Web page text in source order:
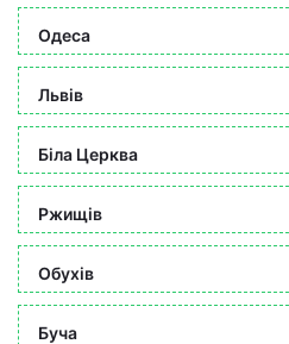
Одеса
Львів
Біла Церква
Ржищів
Обухів
Буча